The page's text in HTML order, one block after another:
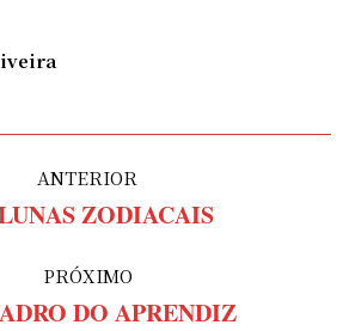
ANTERIOR
Post
ZODIACAIS
PRÓXIMO
Próximo
DO APRENDIZ